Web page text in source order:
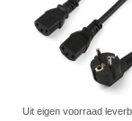
Uit eigen voorraad